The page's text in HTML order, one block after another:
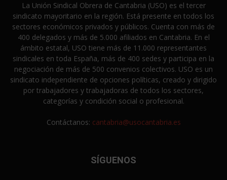
La Unión Sindical Obrera de Cantabria (USO) es el tercer
sindicato mayoritario en la región. Está presente en todos los
sectores económicos privados y públicos. Cuenta con más de
400 delegados y más de 5.000 afiliados en Cantabria. En el
ámbito estatal, USO tiene más de 11.000 representantes
sindicales en toda España, más de 400 sedes y participa en la
negociación de más de 500 convenios colectivos. USO es un
sindicato independiente de opciones políticas, creado y dirigido
por trabajadores y trabajadoras de todos los sectores,
categorías y condición social o profesional.
Contáctanos: cantabria@usocantabria.es
SÍGUENOS